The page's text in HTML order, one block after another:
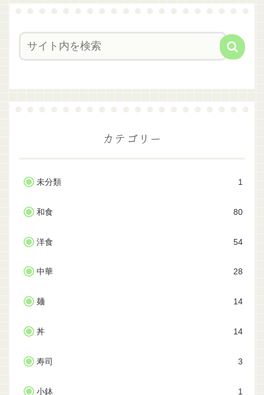
カテゴリー
未分類 1
和食 80
洋食 54
中華 28
麺 14
丼 14
寿司 3
小鉢 1